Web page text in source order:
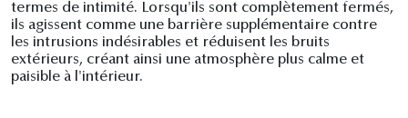
termes de intimité. Lorsqu'ils sont complètement fermés,
ils agissent comme une barrière supplémentaire contre
les intrusions indésirables et réduisent les bruits
extérieurs, créant ainsi une atmosphère plus calme et
paisible à l'intérieur.